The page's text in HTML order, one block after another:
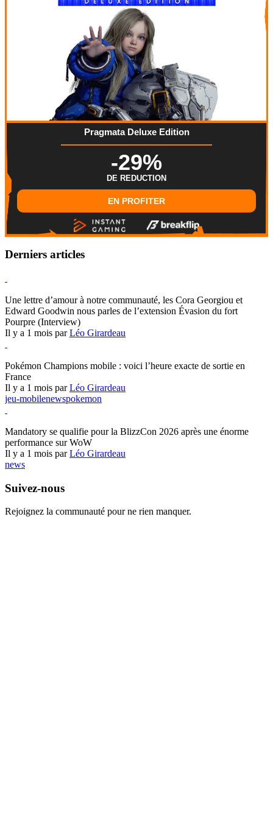
Pragmata Deluxe Edition
-29%
DE REDUCTION
EN PROFITER
Derniers articles
Une lettre d’amour à notre communauté, les Cora Georgiou et
Edward Goodwin nous parles de l’extension Évasion du fort
Pourpre (Interview)
Il y a 1 mois parLéo Girardeau
Pokémon Champions mobile : voici l’heure exacte de sortie en
France
Il y a 1 mois parLéo Girardeau
jeu-mobilenewspokemon
Mandatory se qualifie pour la BlizzCon 2026 après une énorme
performance sur WoW
Il y a 1 mois parLéo Girardeau
news
Suivez-nous
Rejoignez la communauté pour ne rien manquer.